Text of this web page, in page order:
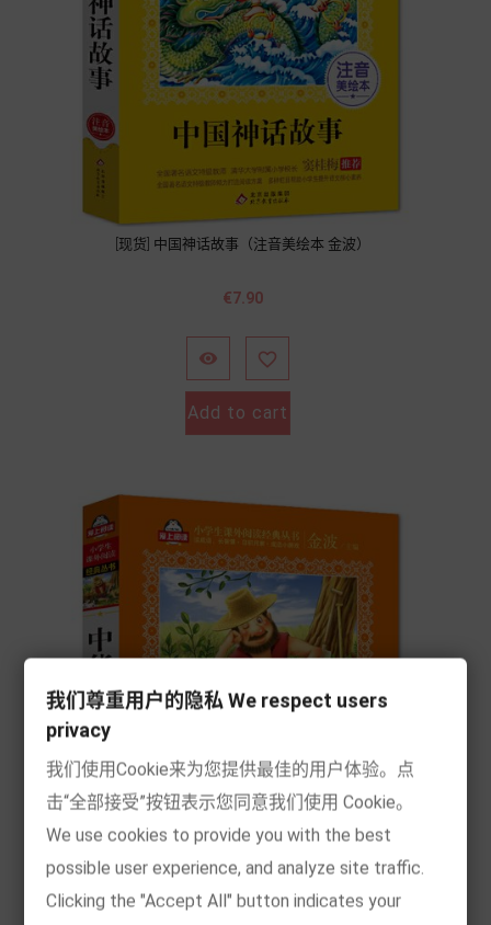
[现货] 中国神话故事（注音美绘本 金波）
Price
€7.90
 
Add to cart
我们尊重用户的隐私 We respect users
privacy
我们使用Cookie来为您提供最佳的用户体验。点
击“全部接受”按钮表示您同意我们使用 Cookie。
We use cookies to provide you with the best
possible user experience, and analyze site traffic.
Clicking the "Accept All" button indicates your